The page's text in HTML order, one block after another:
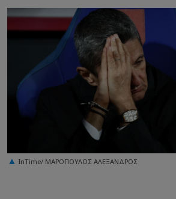
InTime/ ΜΑΡΟΠΟΥΛΟΣ ΑΛΕΞΑΝΔΡΟΣ